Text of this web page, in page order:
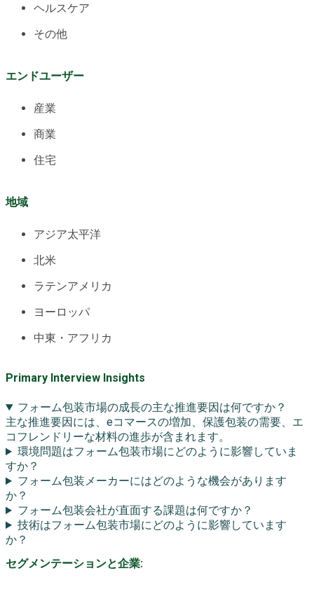
ヘルスケア
その他
エンドユーザー
産業
商業
住宅
地域
アジア太平洋
北米
ラテンアメリカ
ヨーロッパ
中東・アフリカ
Primary Interview Insights
フォーム包装市場の成長の主な推進要因は何ですか？
主な推進要因には、eコマースの増加、保護包装の需要、エ
コフレンドリーな材料の進歩が含まれます。
環境問題はフォーム包装市場にどのように影響していま
すか？
フォーム包装メーカーにはどのような機会があります
か？
フォーム包装会社が直面する課題は何ですか？
技術はフォーム包装市場にどのように影響しています
か？
セグメンテーションと企業: